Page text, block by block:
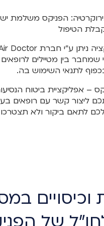
הפניקס משלמת
הטיפול
בין מטיילים לרופאים
לתנאי השימוש בה.
– אפליקציית ביטוח
ליצור קשר עם רופאים
לתאם ביקור ולא